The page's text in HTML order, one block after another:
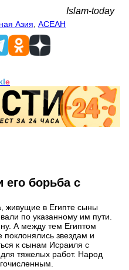
Islam-today
Азия АСЕАН
e
его борьба с
живущие в Египте сыны
по указанному им пути.
А между тем Египтом
поклонялись звездам и
к сынам Исраиля с
тяжелых работ. Народ